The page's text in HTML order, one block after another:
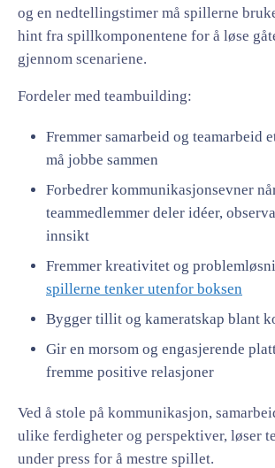
og en nedtellingstimer må spillerne
hint fra spillkomponentene for å løse
gjennom scenariene.
Fordeler med teambuilding:
Fremmer samarbeid og teamarbeid
må jobbe sammen
Forbedrer kommunikasjonsevner
teammedlemmer deler idéer,
innsikt
Fremmer kreativitet og
spillerne tenker utenfor boksen
Bygger tillit og kameratskap blant
Gir en morsom og engasjerende
fremme positive relasjoner
Ved å stole på kommunikasjon,
ulike ferdigheter og perspektiver, løser
under press for å mestre spillet.